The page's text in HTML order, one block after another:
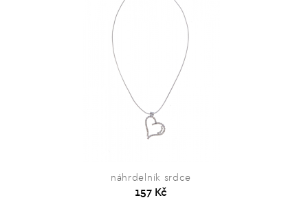
náhrdelník srdce
157 Kč